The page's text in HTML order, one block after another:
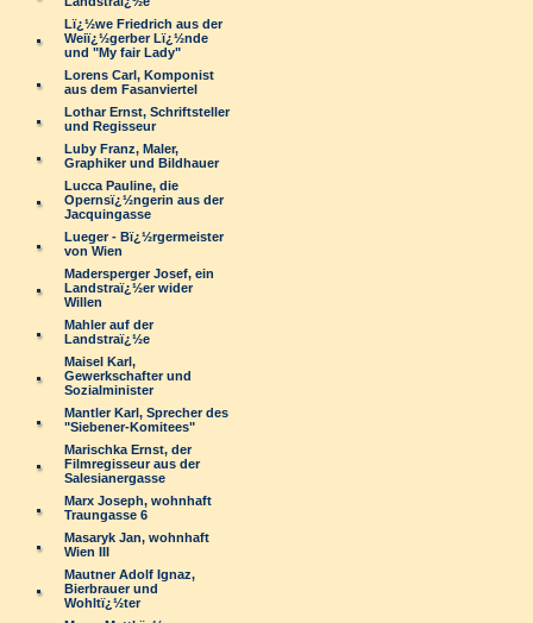
Lï¿½we Friedrich aus der
Weiï¿½gerber Lï¿½nde
und "My fair Lady"
Lorens Carl, Komponist
aus dem Fasanviertel
Lothar Ernst, Schriftsteller
und Regisseur
Luby Franz, Maler,
Graphiker und Bildhauer
Lucca Pauline, die
Opernsï¿½ngerin aus der
Jacquingasse
Lueger - Bï¿½rgermeister
von Wien
Madersperger Josef, ein
Landstraï¿½er wider
Willen
Mahler auf der
Landstraï¿½e
Maisel Karl,
Gewerkschafter und
Sozialminister
Mantler Karl, Sprecher des
"Siebener-Komitees"
Marischka Ernst, der
Filmregisseur aus der
Salesianergasse
Marx Joseph, wohnhaft
Traungasse 6
Masaryk Jan, wohnhaft
Wien III
Mautner Adolf Ignaz,
Bierbrauer und
Wohltï¿½ter